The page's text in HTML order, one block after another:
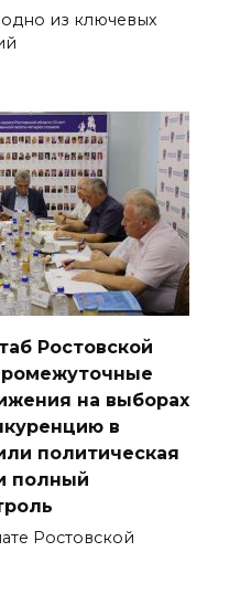
из ключевых
Ростовской
на выборах
в
политическая
полный
Ростовской